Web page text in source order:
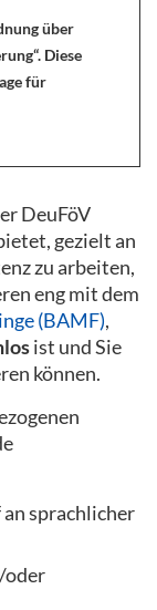
über
Diese
für
DeuFöV
gezielt an
zu arbeiten,
eng mit dem
(BAMF),
ist und Sie
können.
sprachlicher
oder